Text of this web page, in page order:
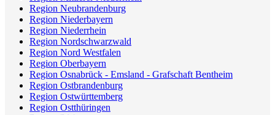
Region Neubrandenburg
Region Niederbayern
Region Niederrhein
Region Nordschwarzwald
Region Nord Westfalen
Region Oberbayern
Region Osnabrück - Emsland - Grafschaft Bentheim
Region Ostbrandenburg
Region Ostwürttemberg
Region Ostthüringen